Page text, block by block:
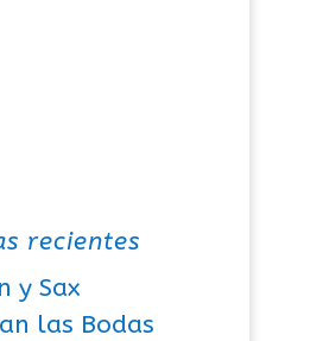
recientes
y Sax
las Bodas